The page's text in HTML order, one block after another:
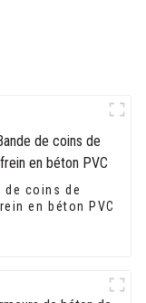
de coins de
en béton PVC